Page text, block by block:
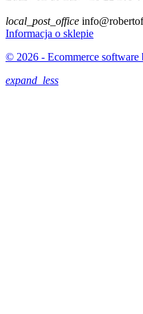
local_post_office
Informacja o sklepie
© 2026 - Ecommerce
expand_less